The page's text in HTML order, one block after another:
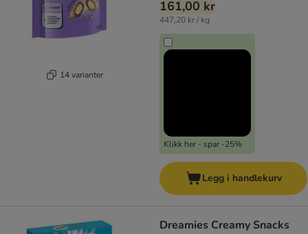
14 varianter
161,00 kr
447,20 kr / kg
Klikk her - spar -25%
Legg i handlekurv
Dreamies Creamy Snacks